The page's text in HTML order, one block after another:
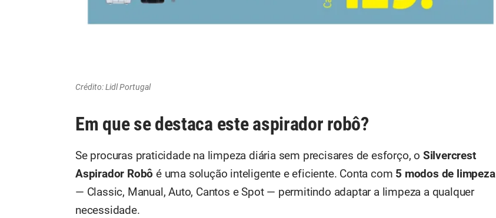
Crédito: Lidl Portugal
Em que se destaca este aspirador robô?
Se procuras praticidade na limpeza diária sem precisares de esforço, o Silvercrest
Aspirador Robô é uma solução inteligente e eficiente. Conta com 5 modos de limpeza
— Classic, Manual, Auto, Cantos e Spot — permitindo adaptar a limpeza a qualquer
necessidade.